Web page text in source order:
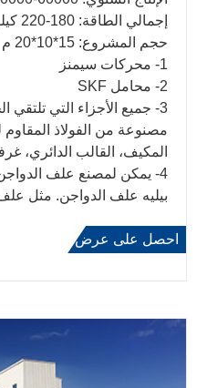
إجمالي الطاقة: 180-220 كيلو واط
حجم المشروع: 15*10*20 م
1- محركات سيمنز
2- محامل SKF
3- جميع الأجزاء التي تلتقي
مصنوعة من الفولاذ
المكيف، القالب الدائري،
4- يمكن لمصنع علف الدواجن
بيليه علف الدواجن. مثل
اعرف المزيد
احصل على عرض